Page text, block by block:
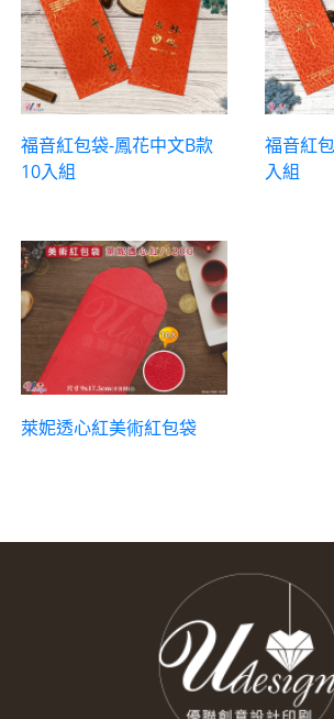
福音紅包袋-鳳花中文B款
10入組
福音紅
入組
萊妮透心紅美術紅包袋